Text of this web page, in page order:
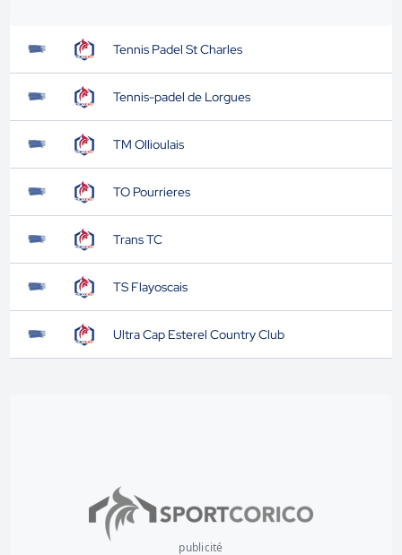
Tennis Padel St Charles
Tennis-padel de Lorgues
TM Ollioulais
TO Pourrieres
Trans TC
TS Flayoscais
Ultra Cap Esterel Country Club
publicité